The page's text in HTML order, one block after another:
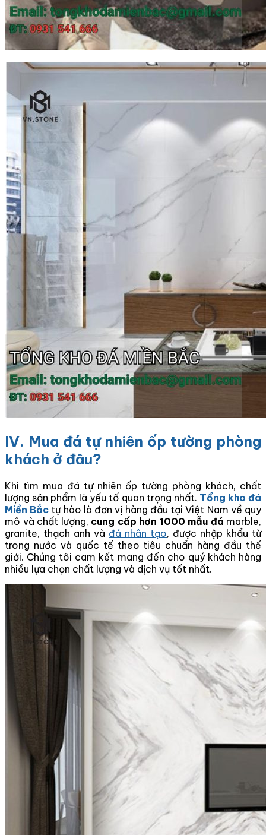
IV. Mua đá tự nhiên ốp tường phòng
khách ở đâu?
Khi tìm mua đá tự nhiên ốp tường phòng khách, chất
lượng sản phẩm là yếu tố quan trọng nhất. Tổng kho đá
Miền Bắc tự hào là đơn vị hàng đầu tại Việt Nam về quy
mô và chất lượng, cung cấp hơn 1000 mẫu đá marble,
granite, thạch anh và đá nhân tạo, được nhập khẩu từ
trong nước và quốc tế theo tiêu chuẩn hàng đầu thế
giới. Chúng tôi cam kết mang đến cho quý khách hàng
nhiều lựa chọn chất lượng và dịch vụ tốt nhất.